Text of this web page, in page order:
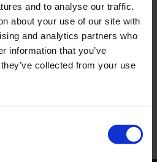
and to analyse our traffic.
about your use of our site with
and analytics partners who
information that you’ve
collected from your use
T020-05-34-101
29KR